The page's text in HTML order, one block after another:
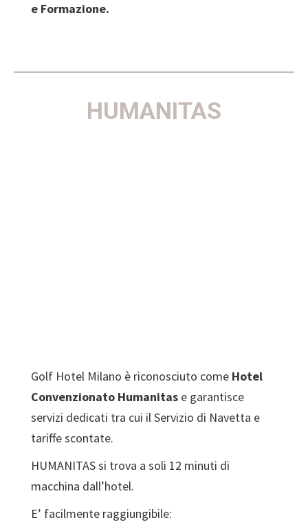
e Formazione.
HUMANITAS
Golf Hotel Milano è riconosciuto come Hotel
Convenzionato Humanitas e garantisce
servizi dedicati tra cui il Servizio di Navetta e
tariffe scontate.
HUMANITAS si trova a soli 12 minuti di
macchina dall’hotel.
E’ facilmente raggiungibile: